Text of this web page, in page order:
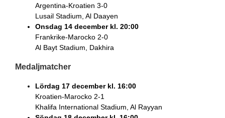
Argentina-Kroatien 3-0
Lusail Stadium, Al Daayen
Onsdag 14 december kl. 20:00
Frankrike-Marocko 2-0
Al Bayt Stadium, Dakhira
Medaljmatcher
Lördag 17 december kl. 16:00
Kroatien-Marocko 2-1
Khalifa International Stadium, Al Rayyan